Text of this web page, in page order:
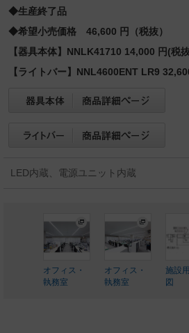
◆生産終了品
◆希望小売価格 46,600 円（税抜）
【器具本体】NNLK41710 14,000 円(税
【ライトバー】NNL4600ENT LR9
LED内蔵、電源ユニット内蔵
オフィス・
執務室
オフィス・
執務室
施設
図